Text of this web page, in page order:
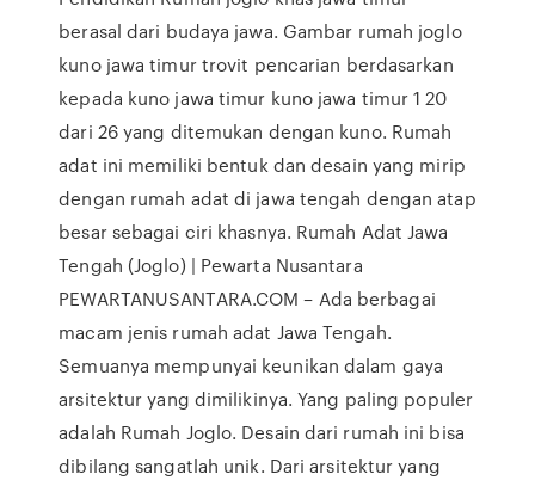
berasal dari budaya jawa. Gambar rumah joglo
kuno jawa timur trovit pencarian berdasarkan
kepada kuno jawa timur kuno jawa timur 1 20
dari 26 yang ditemukan dengan kuno. Rumah
adat ini memiliki bentuk dan desain yang mirip
dengan rumah adat di jawa tengah dengan atap
besar sebagai ciri khasnya. Rumah Adat Jawa
Tengah (Joglo) | Pewarta Nusantara
PEWARTANUSANTARA.COM – Ada berbagai
macam jenis rumah adat Jawa Tengah.
Semuanya mempunyai keunikan dalam gaya
arsitektur yang dimilikinya. Yang paling populer
adalah Rumah Joglo. Desain dari rumah ini bisa
dibilang sangatlah unik. Dari arsitektur yang